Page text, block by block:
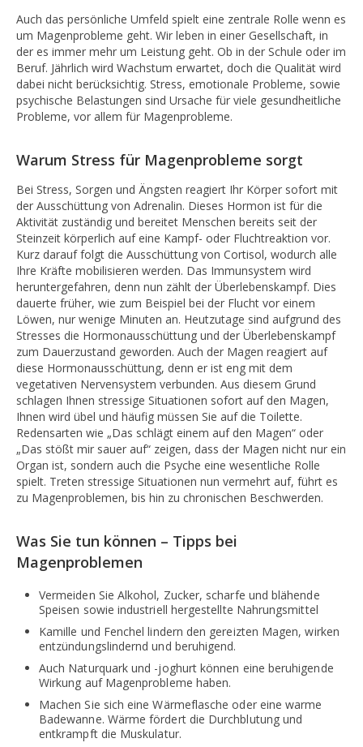
Auch das persönliche Umfeld spielt eine zentrale Rolle wenn es
um Magenprobleme geht. Wir leben in einer Gesellschaft, in
der es immer mehr um Leistung geht. Ob in der Schule oder im
Beruf. Jährlich wird Wachstum erwartet, doch die Qualität wird
dabei nicht berücksichtig. Stress, emotionale Probleme, sowie
psychische Belastungen sind Ursache für viele gesundheitliche
Probleme, vor allem für Magenprobleme.
Warum Stress für Magenprobleme sorgt
Bei Stress, Sorgen und Ängsten reagiert Ihr Körper sofort mit
der Ausschüttung von Adrenalin. Dieses Hormon ist für die
Aktivität zuständig und bereitet Menschen bereits seit der
Steinzeit körperlich auf eine Kampf- oder Fluchtreaktion vor.
Kurz darauf folgt die Ausschüttung von Cortisol, wodurch alle
Ihre Kräfte mobilisieren werden. Das Immunsystem wird
heruntergefahren, denn nun zählt der Überlebenskampf. Dies
dauerte früher, wie zum Beispiel bei der Flucht vor einem
Löwen, nur wenige Minuten an. Heutzutage sind aufgrund des
Stresses die Hormonausschüttung und der Überlebenskampf
zum Dauerzustand geworden. Auch der Magen reagiert auf
diese Hormonausschüttung, denn er ist eng mit dem
vegetativen Nervensystem verbunden. Aus diesem Grund
schlagen Ihnen stressige Situationen sofort auf den Magen,
Ihnen wird übel und häufig müssen Sie auf die Toilette.
Redensarten wie „Das schlägt einem auf den Magen“ oder
„Das stößt mir sauer auf“ zeigen, dass der Magen nicht nur ein
Organ ist, sondern auch die Psyche eine wesentliche Rolle
spielt. Treten stressige Situationen nun vermehrt auf, führt es
zu Magenproblemen, bis hin zu chronischen Beschwerden.
Was Sie tun können – Tipps bei
Magenproblemen
Vermeiden Sie Alkohol, Zucker, scharfe und blähende
Speisen sowie industriell hergestellte Nahrungsmittel
Kamille und Fenchel lindern den gereizten Magen, wirken
entzündungslindernd und beruhigend.
Auch Naturquark und -joghurt können eine beruhigende
Wirkung auf Magenprobleme haben.
Machen Sie sich eine Wärmeflasche oder eine warme
Badewanne. Wärme fördert die Durchblutung und
entkrampft die Muskulatur.